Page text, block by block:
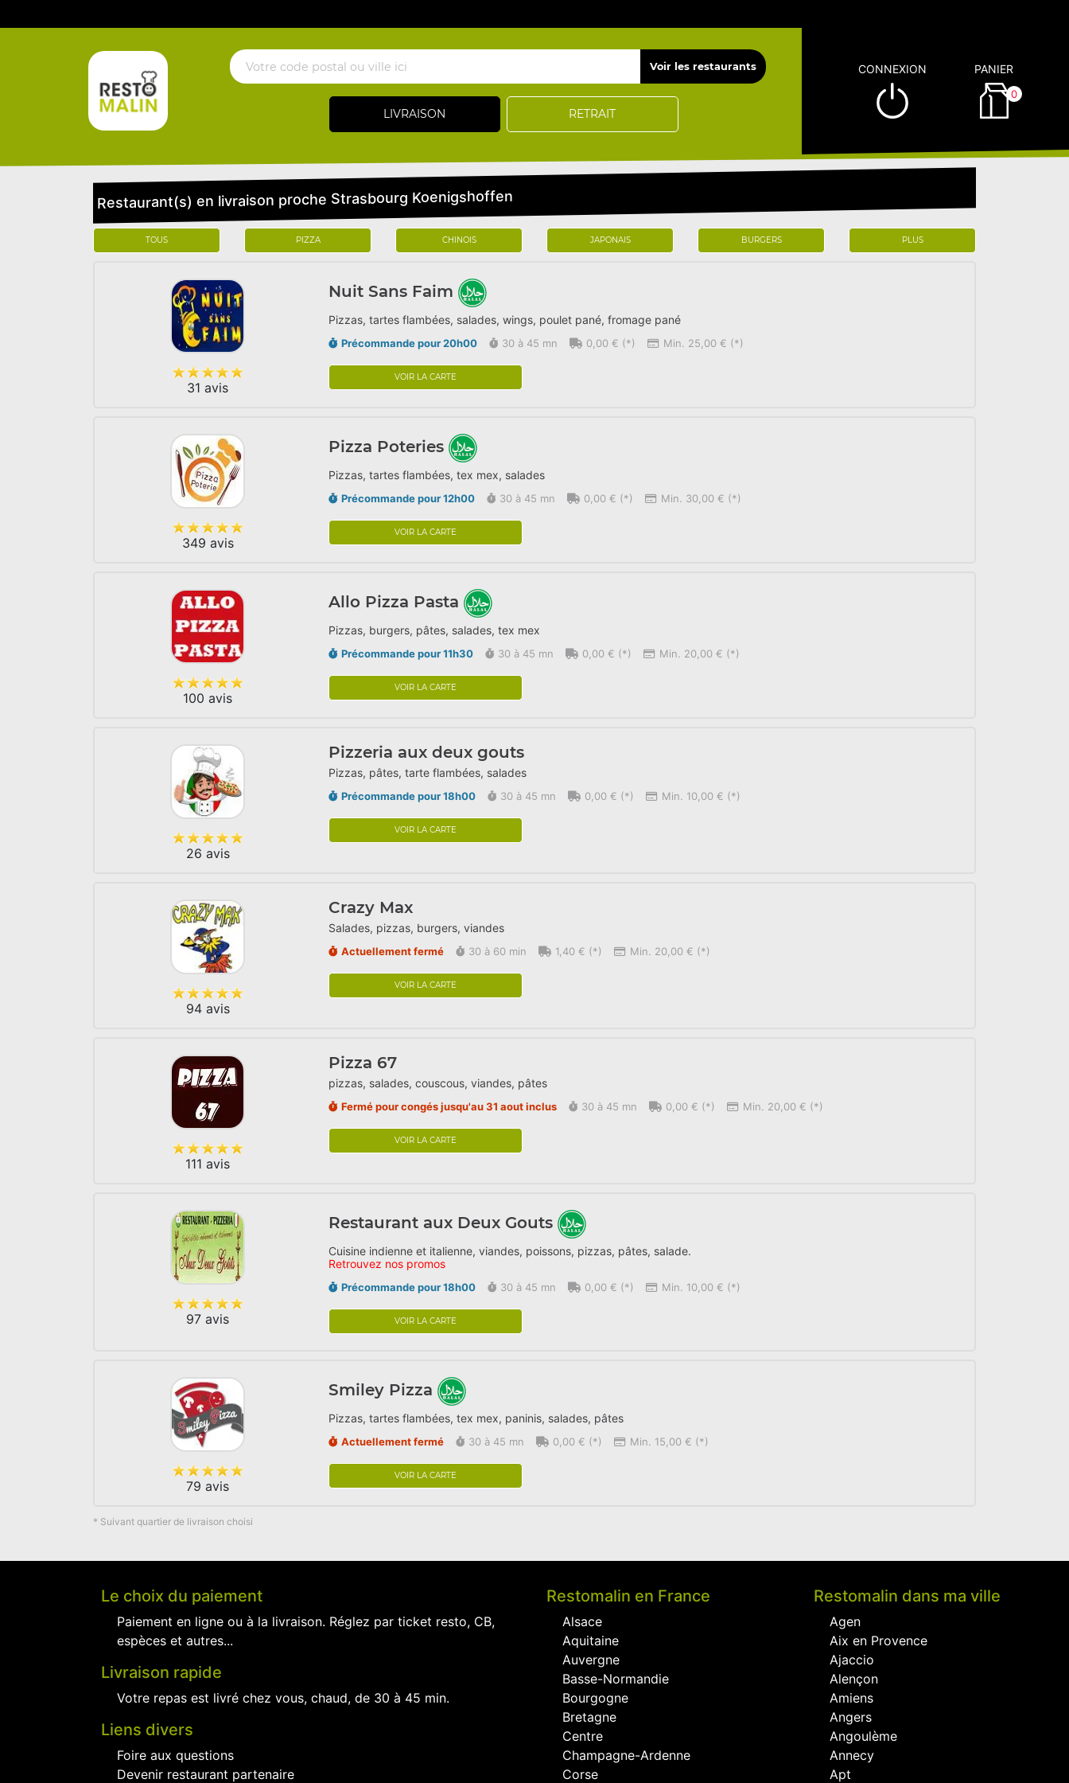
LIVRAISON RETRAIT
CONNEXION PANIER
0
Restaurant(s) en livraison proche Strasbourg Koenigshoffen
TOUS PIZZA CHINOIS JAPONAIS BURGERS PLUS
31 avis
Nuit Sans Faim
Pizzas, tartes flambées, salades, wings, poulet pané, fromage pané
Précommande pour 20h00 30 à 45 mn 0,00 € (*) Min. 25,00 € (*)
VOIR LA CARTE
349 avis
Pizza Poteries
Pizzas, tartes flambées, tex mex, salades
Précommande pour 12h00 30 à 45 mn 0,00 € (*) Min. 30,00 € (*)
VOIR LA CARTE
100 avis
Allo Pizza Pasta
Pizzas, burgers, pâtes, salades, tex mex
Précommande pour 11h30 30 à 45 mn 0,00 € (*) Min. 20,00 € (*)
VOIR LA CARTE
26 avis
Pizzeria aux deux gouts
Pizzas, pâtes, tarte flambées, salades
Précommande pour 18h00 30 à 45 mn 0,00 € (*) Min. 10,00 € (*)
VOIR LA CARTE
94 avis
Crazy Max
Salades, pizzas, burgers, viandes
Actuellement fermé 30 à 60 min 1,40 € (*) Min. 20,00 € (*)
VOIR LA CARTE
111 avis
Pizza 67
pizzas, salades, couscous, viandes, pâtes
Fermé pour congés jusqu'au 31 aout inclus 30 à 45 mn 0,00 € (*) Min. 20,00 € (*)
VOIR LA CARTE
97 avis
Restaurant aux Deux Gouts
Cuisine indienne et italienne, viandes, poissons, pizzas, pâtes, salade.
Retrouvez nos promos
Précommande pour 18h00 30 à 45 mn 0,00 € (*) Min. 10,00 € (*)
VOIR LA CARTE
79 avis
Smiley Pizza
Pizzas, tartes flambées, tex mex, paninis, salades, pâtes
Actuellement fermé 30 à 45 mn 0,00 € (*) Min. 15,00 € (*)
VOIR LA CARTE
* Suivant quartier de livraison choisi
Le choix du paiement
Paiement en ligne ou à la livraison. Réglez par ticket resto, CB,
espèces et autres...
Livraison rapide
Votre repas est livré chez vous, chaud, de 30 à 45 min.
Liens divers
Foire aux questions
Devenir restaurant partenaire
Restomalin en France
Alsace
Aquitaine
Auvergne
Basse-Normandie
Bourgogne
Bretagne
Centre
Champagne-Ardenne
Corse
Restomalin dans ma ville
Agen
Aix en Provence
Ajaccio
Alençon
Amiens
Angers
Angoulème
Annecy
Apt